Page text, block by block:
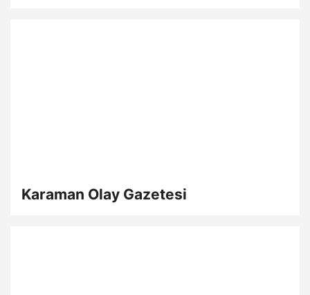
Karaman Olay Gazetesi